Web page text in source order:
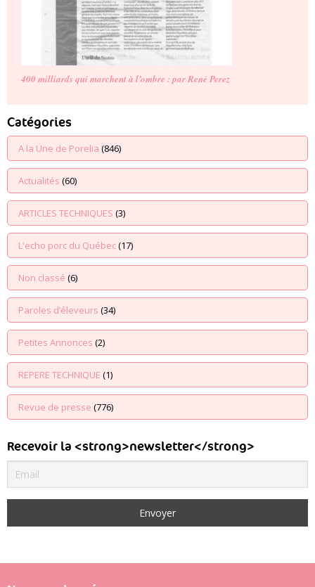
400 milliards qui marchent à l’ombre : par René Perez
Catégories
A la Une de Porelia (846)
Actualités (60)
ARTICLES TECHNIQUES (3)
L'echo porc du Québec(17)
Non classé (6)
Paroles d’éleveurs (34)
Petites Annonces (2)
REPERE TECHNIQUE (1)
Revue de presse (776)
Recevoir la <strong>newsletter</strong>